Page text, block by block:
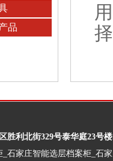
品
胜利北街329号泰华庭23号
_石家庄智能选层档案柜_石